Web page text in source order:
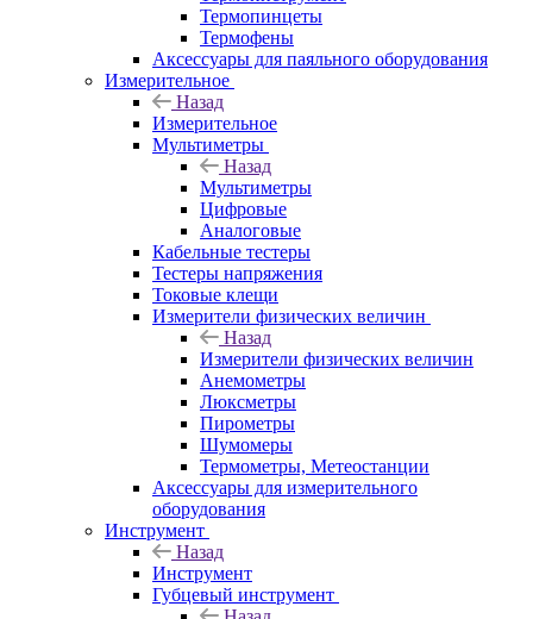
Термопинцеты
Термофены
Аксессуары для паяльного оборудования
Измерительное
Назад
Измерительное
Мультиметры
Назад
Мультиметры
Цифровые
Аналоговые
Кабельные тестеры
Тестеры напряжения
Токовые клещи
Измерители физических величин
Назад
Измерители физических величин
Анемометры
Люксметры
Пирометры
Шумомеры
Термометры, Метеостанции
Аксессуары для измерительного
оборудования
Инструмент
Назад
Инструмент
Губцевый инструмент